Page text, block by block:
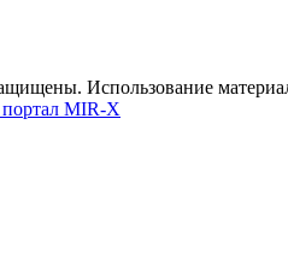
Использование
MIR-X